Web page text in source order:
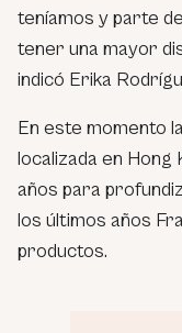
teníamos y parte
tener una mayor
indicó Erika
En este momento
localizada en Hong
años para
los últimos años
productos.